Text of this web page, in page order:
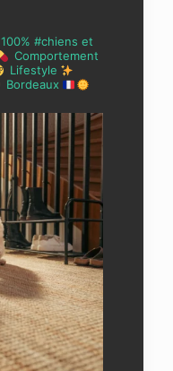
#chiens et
Comportement
Lifestyle
Bordeaux